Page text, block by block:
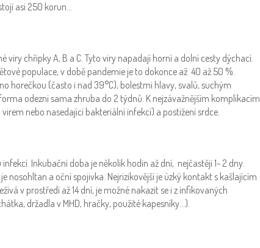
asi 250 korun…
viry chřipky A, B a C. Tyto viry napadají horní a dolní cesty dýchací.
populace, v době pandemie je to dokonce až 40 až 50 %.
horečkou (často i nad 39°C), bolestmi hlavy, svalů, suchým
odezni sama zhruba do 2 týdnů. K nejzávažnějším komplikacím
nebo nasedající bakteriální infekcí) a postižení srdce.
Inkubační doba je několik hodin až dní, nejčastěji 1- 2 dny.
nosohltan a oční spojivka. Nejrizikovější je úzký kontakt s kašlajícím
v prostředí až 14 dní, je možné nakazit se i z infikovaných
držadla v MHD, hračky, použité kapesníky…).